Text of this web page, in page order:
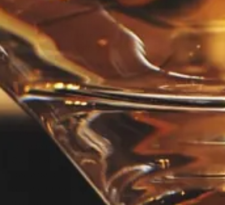
seguita da una vinificazione in acciaio, dove il
controllo accurato della temperatura e il
rimontaggio automatico rivelano la precisione
artigianale di questo processo. La macerazione
post-fermentativa, durata ben 30 giorni, avviene a
cappello sommerso, conferendo a questo vino
una struttura unica. L’affinamento, per 24 mesi in
legno botte grande di rovere di Slavonia, è seguito
da ulteriori 60 giorni di permanenza sui lieviti e 6
mesi di affinamento in bottiglia. Un’arte che
richiede pazienza e dedizione.
Questo vino rappresenta il punto di partenza
ideale per chi desidera avvicinarsi al Barolo con
cautela, un viaggio enoico che inizia con un vino
piacevole e immediato. Le giovani vigne